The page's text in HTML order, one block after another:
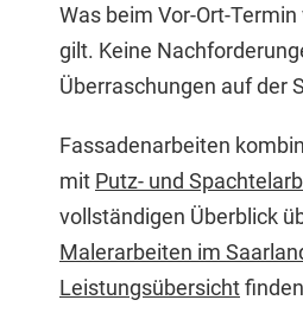
Was beim Vor-Ort-
gilt. Keine
Überraschungen auf der
Fassadenarbeiten
mit Putz- und
vollständigen Überblick
Malerarbeiten im
Leistungsübersicht